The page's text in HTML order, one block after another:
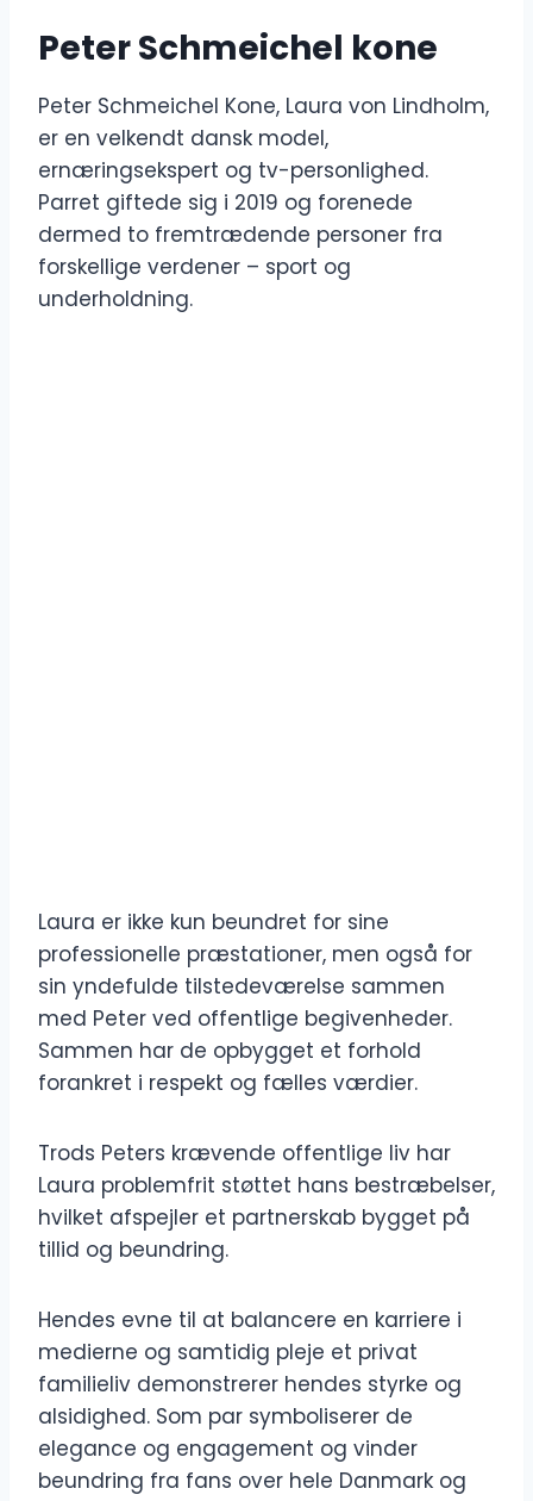
Peter Schmeichel kone
Peter Schmeichel Kone, Laura von Lindholm,
er en velkendt dansk model,
ernæringsekspert og tv-personlighed.
Parret giftede sig i 2019 og forenede
dermed to fremtrædende personer fra
forskellige verdener – sport og
underholdning.
Laura er ikke kun beundret for sine
professionelle præstationer, men også for
sin yndefulde tilstedeværelse sammen
med Peter ved offentlige begivenheder.
Sammen har de opbygget et forhold
forankret i respekt og fælles værdier.
Trods Peters krævende offentlige liv har
Laura problemfrit støttet hans bestræbelser,
hvilket afspejler et partnerskab bygget på
tillid og beundring.
Hendes evne til at balancere en karriere i
medierne og samtidig pleje et privat
familieliv demonstrerer hendes styrke og
alsidighed. Som par symboliserer de
elegance og engagement og vinder
beundring fra fans over hele Danmark og